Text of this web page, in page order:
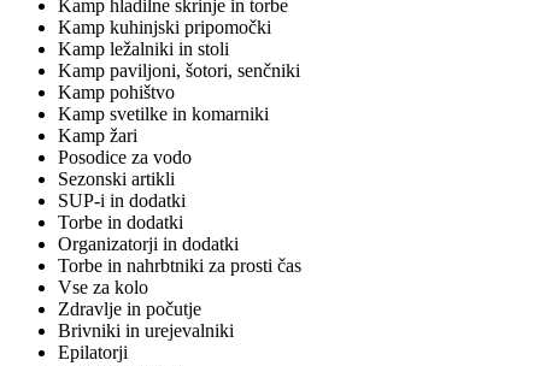
Kamp hladilne skrinje in torbe
Kamp kuhinjski pripomočki
Kamp ležalniki in stoli
Kamp paviljoni, šotori, senčniki
Kamp pohištvo
Kamp svetilke in komarniki
Kamp žari
Posodice za vodo
Sezonski artikli
SUP-i in dodatki
Torbe in dodatki
Organizatorji in dodatki
Torbe in nahrbtniki za prosti čas
Vse za kolo
Zdravlje in počutje
Brivniki in urejevalniki
Epilatorji